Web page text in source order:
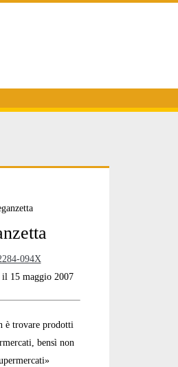
094X
15 maggio 2007
è trovare prodotti
bensì non